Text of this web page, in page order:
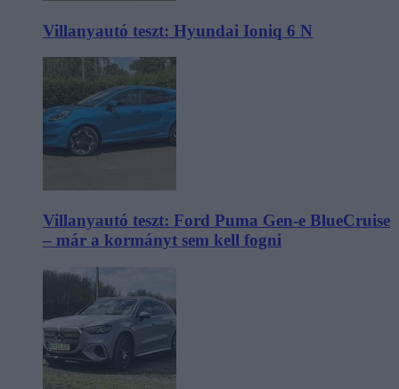
Villanyautó teszt: Hyundai Ioniq 6 N
Villanyautó teszt: Ford Puma Gen-e BlueCruise
– már a kormányt sem kell fogni